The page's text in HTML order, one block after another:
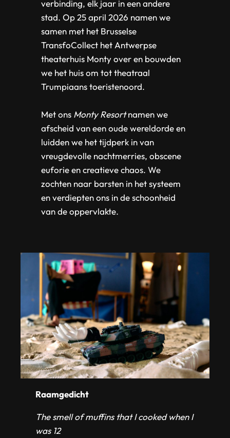
verbinding, elk jaar in een andere
stad. Op 25 april 2026 namen we
samen met het Brusselse
TransfoCollect het Antwerpse
theaterhuis Monty over en bouwden
we het huis om tot theatraal
Trumpiaans toeristenoord.
Met ons Monty Resortnamen we
afscheid van een oude wereldorde en
luidden we het tijdperk in van
vreugdevolle nachtmerries, obscene
euforie en creatieve chaos. We
zochten naar barsten in het systeem
en verdiepten ons in de schoonheid
van de oppervlakte.
Raamgedicht
The smell of muffins that I cooked when I
was 12